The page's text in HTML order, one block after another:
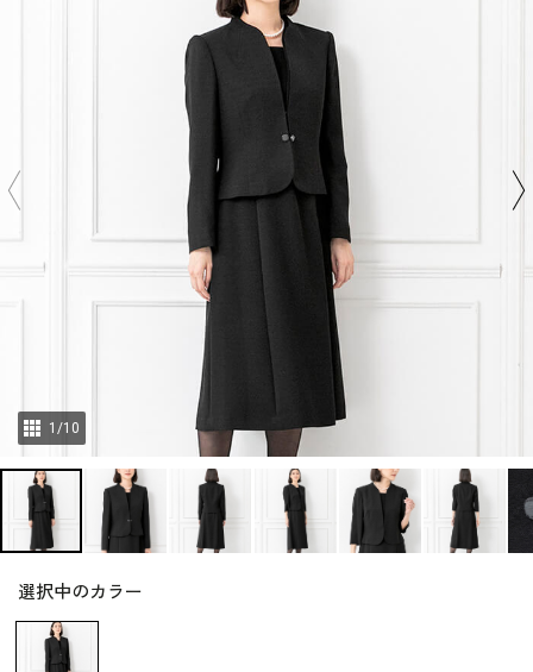
1 /10
選択中のカラー